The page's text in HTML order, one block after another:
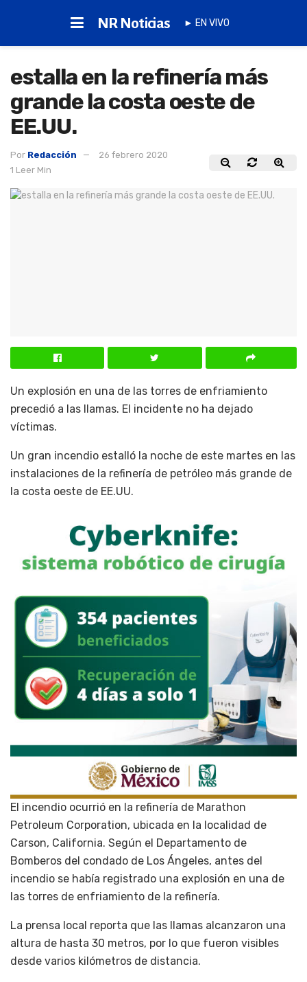
NR Noticias ► EN VIVO
estalla en la refinería más
grande la costa oeste de
EE.UU.
Por Redacción
26 febrero 2020
1 Leer Min
Un explosión en una de las torres de enfriamiento
precedió a las llamas. El incidente no ha dejado
víctimas.
Un gran incendio estalló la noche de este martes en las
instalaciones de la refinería de petróleo más grande de
la costa oeste de EE.UU.
El incendio ocurrió en la refinería de Marathon
Petroleum Corporation, ubicada en la localidad de
Carson, California. Según el Departamento de
Bomberos del condado de Los Ángeles, antes del
incendio se había registrado una explosión en una de
las torres de enfriamiento de la refinería.
La prensa local reporta que las llamas alcanzaron una
altura de hasta 30 metros, por lo que fueron visibles
desde varios kilómetros de distancia.